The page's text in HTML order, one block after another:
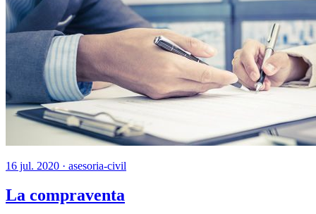
16 jul. 2020 · asesoria-civil
La compraventa